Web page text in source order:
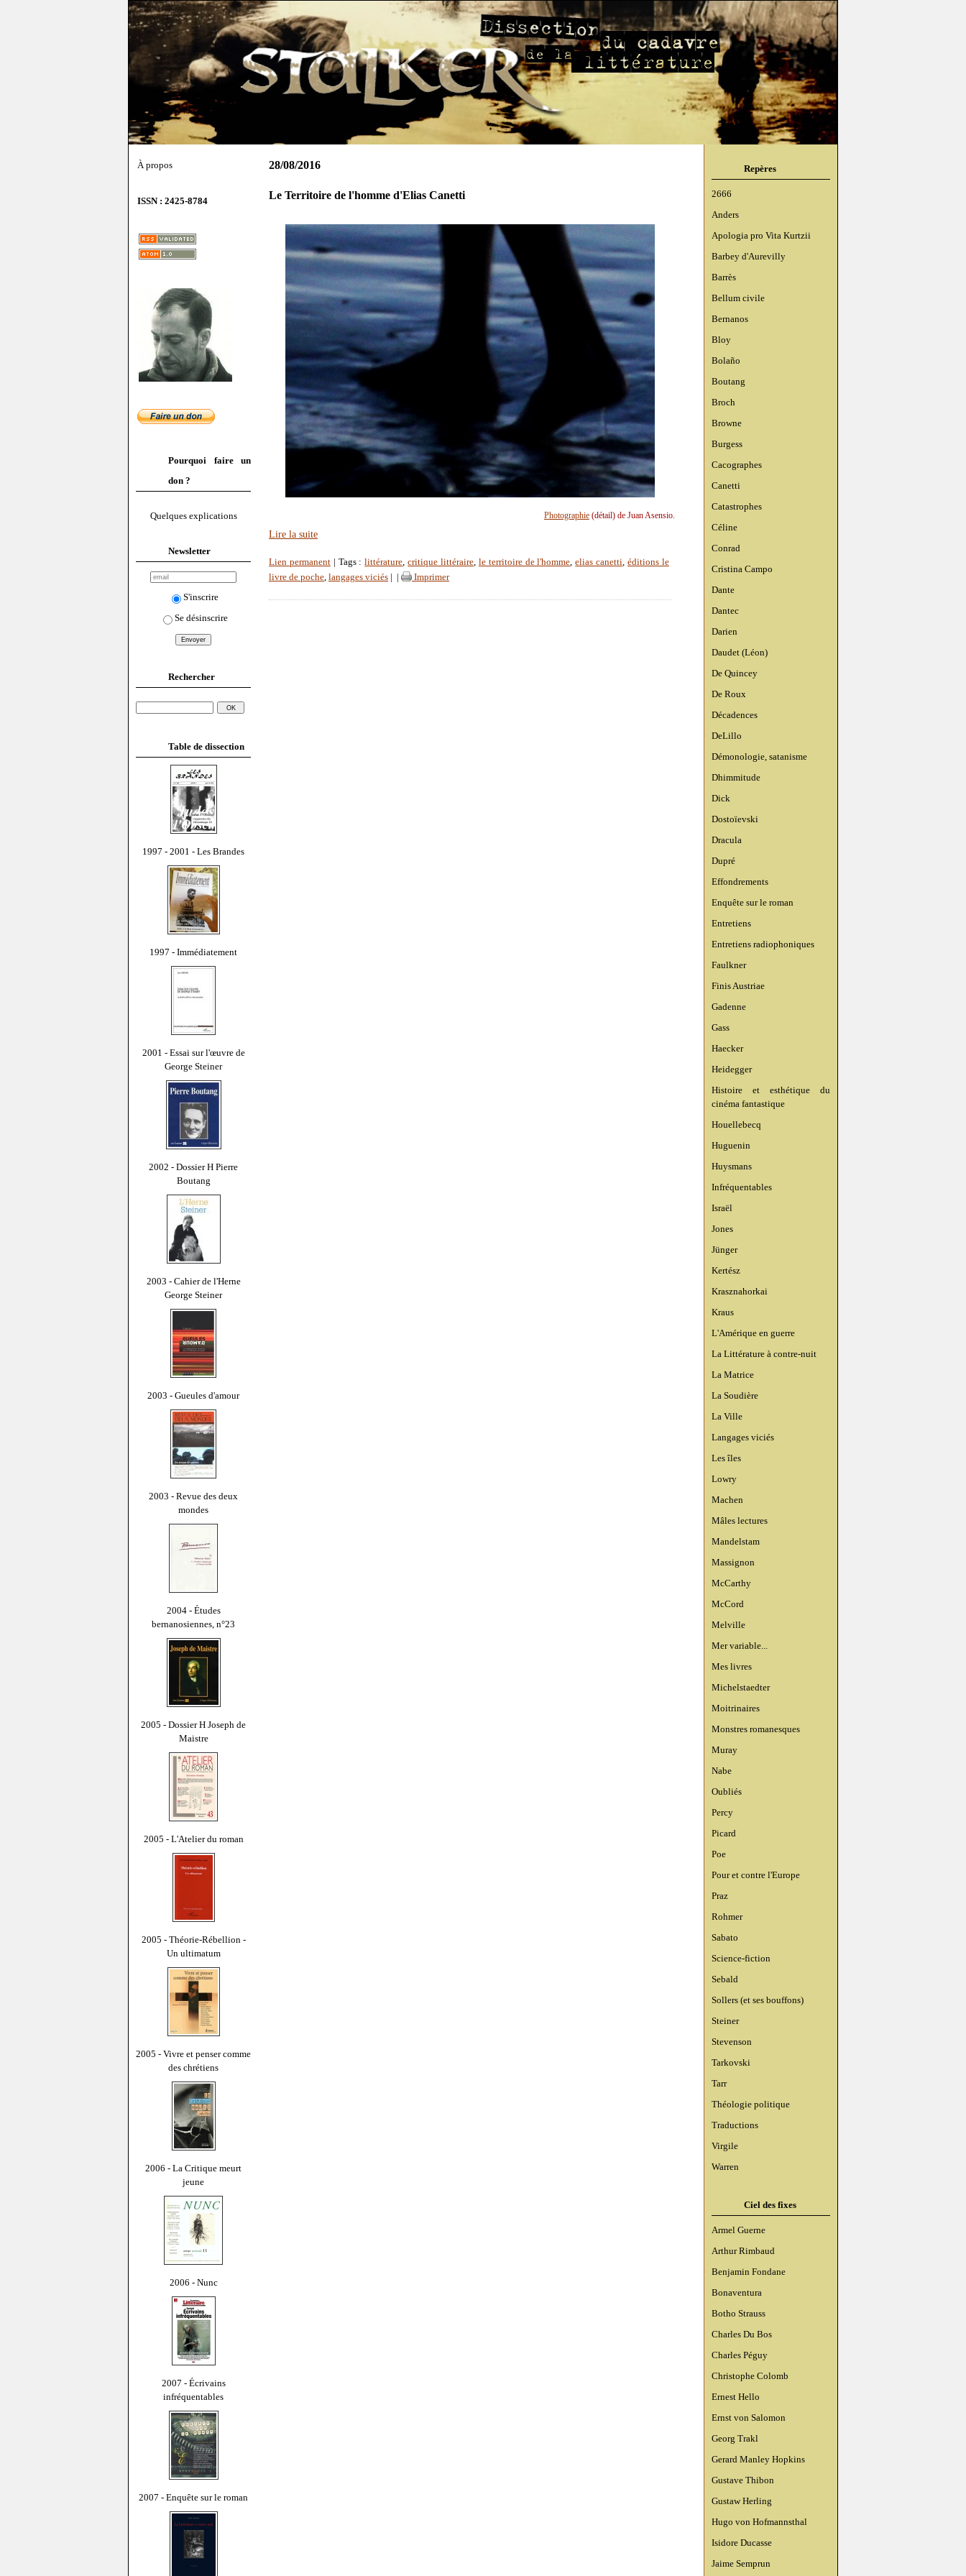
À propos
ISSN : 2425-8784
Pourquoi faire un
don ?
Quelques explications
Newsletter
S'inscrire
Se désinscrire
Rechercher
Table de dissection
1997 - 2001 - Les Brandes
1997 - Immédiatement
2001 - Essai sur l'œuvre de
George Steiner
2002 - Dossier H Pierre
Boutang
2003 - Cahier de l'Herne
George Steiner
2003 - Gueules d'amour
2003 - Revue des deux
mondes
2004 - Études
bernanosiennes, n°23
2005 - Dossier H Joseph de
Maistre
2005 - L'Atelier du roman
2005 - Théorie-Rébellion -
Un ultimatum
2005 - Vivre et penser comme
des chrétiens
2006 - La Critique meurt
jeune
2006 - Nunc
2007 - Écrivains
infréquentables
2007 - Enquête sur le roman
Repères
2666
Anders
Apologia pro Vita Kurtzii
Barbey d'Aurevilly
Barrès
Bellum civile
Bernanos
Bloy
Bolaño
Boutang
Broch
Browne
Burgess
Cacographes
Canetti
Catastrophes
Céline
Conrad
Cristina Campo
Dante
Dantec
Darien
Daudet (Léon)
De Quincey
De Roux
Décadences
DeLillo
Démonologie, satanisme
Dhimmitude
Dick
Dostoïevski
Dracula
Dupré
Effondrements
Enquête sur le roman
Entretiens
Entretiens radiophoniques
Faulkner
Finis Austriae
Gadenne
Gass
Haecker
Heidegger
Histoire et esthétique du
cinéma fantastique
Houellebecq
Huguenin
Huysmans
Infréquentables
Israël
Jones
Jünger
Kertész
Krasznahorkai
Kraus
L'Amérique en guerre
La Littérature à contre-nuit
La Matrice
La Soudière
La Ville
Langages viciés
Les îles
Lowry
Machen
Mâles lectures
Mandelstam
Massignon
McCarthy
McCord
Melville
Mer variable...
Mes livres
Michelstaedter
Moitrinaires
Monstres romanesques
Muray
Nabe
Oubliés
Percy
Picard
Poe
Pour et contre l'Europe
Praz
Rohmer
Sabato
Science-fiction
Sebald
Sollers (et ses bouffons)
Steiner
Stevenson
Tarkovski
Tarr
Théologie politique
Traductions
Virgile
Warren
Ciel des fixes
Armel Guerne
Arthur Rimbaud
Benjamin Fondane
Bonaventura
Botho Strauss
Charles Du Bos
Charles Péguy
Christophe Colomb
Ernest Hello
Ernst von Salomon
Georg Trakl
Gerard Manley Hopkins
Gustave Thibon
Gustaw Herling
Hugo von Hofmannsthal
Isidore Ducasse
Jaime Semprun
28/08/2016
Le Territoire de l'homme d'Elias Canetti
Photographie(détail) de Juan Asensio.
Lire la suite
Lien permanent| Tags :littérature,critique littéraire, le territoire de l'homme,elias canetti,éditions le
livre de poche, langages viciés Imprimer